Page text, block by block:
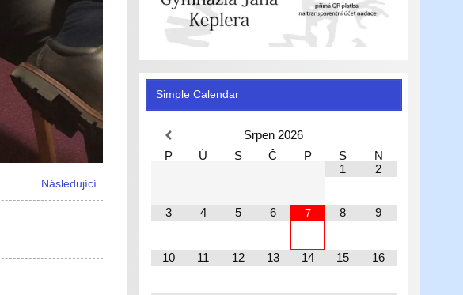
Následující
Simple Calendar
Srpen 2026
P
Ú S Č P S
N
1
2
3 4 5 6 7 8 9
10 11 12 13 14 15 16